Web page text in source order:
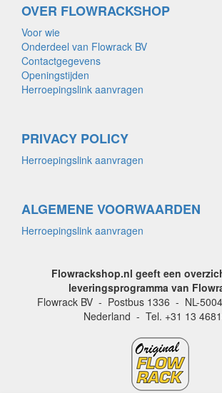
OVER FLOWRACKSHOP
Voor wie
Onderdeel van Flowrack BV
Contactgegevens
Openingstijden
Herroepingslink aanvragen
PRIVACY POLICY
Herroepingslink aanvragen
ALGEMENE VOORWAARDEN
Herroepingslink aanvragen
Flowrackshop.nl geeft een
leveringsprogramma van
Flowrack BV - Postbus 1336 - NL-
Nederland - Tel. +31 13